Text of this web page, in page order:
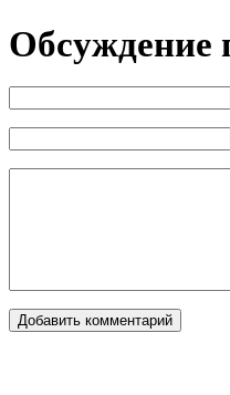
Обсуждение